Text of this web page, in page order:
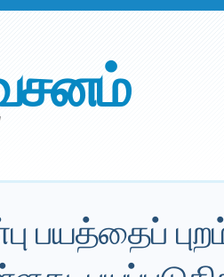
பயத்தைப்